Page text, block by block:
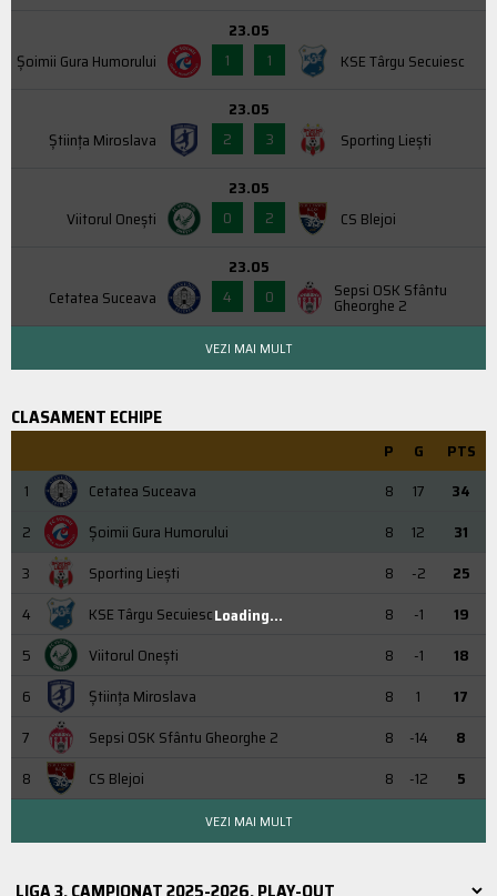
Şoimii Gura Humorului
23.05
1
1 KSE Târgu Secuiesc
Știința Miroslava
23.05
2
3 Sporting Liești
Viitorul Onești
23.05
0
2 CS Blejoi
Cetatea Suceava
23.05
4
0 Sepsi OSK Sfântu
Gheorghe 2
VEZI MAI MULT
CLASAMENT ECHIPE
P G
PTS
1
Cetatea Suceava 8 17
34
2
Şoimii Gura Humorului 8 12
31
3
Sporting Liești 8 -2
25
4
KSE Târgu Secuiesc 8 -1
19
5
Viitorul Onești 8 -1
18
6
Știința Miroslava 8 1
17
7
Sepsi OSK Sfântu Gheorghe 2 8 -14
8
8
CS Blejoi 8 -12 5
Loading...
VEZI MAI MULT